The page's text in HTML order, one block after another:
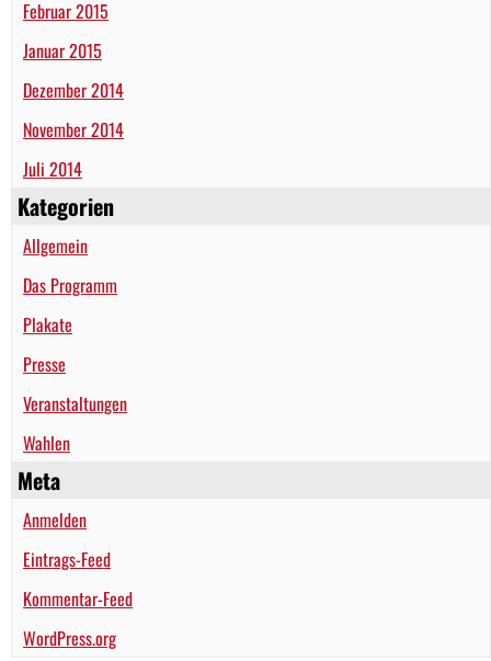
Februar 2015
Januar 2015
Dezember 2014
November 2014
Juli 2014
Kategorien
Allgemein
Das Programm
Plakate
Presse
Veranstaltungen
Wahlen
Meta
Anmelden
Eintrags-Feed
Kommentar-Feed
WordPress.org